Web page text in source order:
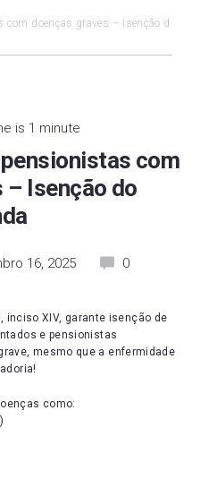
doenças graves – Isenção d
is 1 minute
com
– Isenção do
16, 2025 0
inciso XIV, garante isenção de
e pensionistas
mesmo que a enfermidade
como: